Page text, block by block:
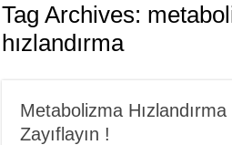
Tag Archives:
hızlandırma
Metabolizma Hızlandırma
Zayıflayın !